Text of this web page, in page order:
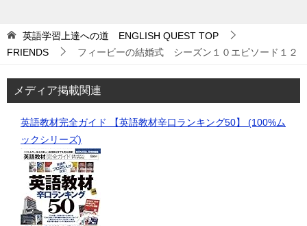
英語学習上達への道 ENGLISH QUEST TOP
FRIENDS
フィービーの結婚式 シーズン１０エピソード１２
メディア掲載関連
英語教材完全ガイド 【英語教材辛口ランキング50】 (100%ム
ックシリーズ)